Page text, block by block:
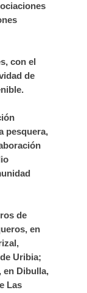
con el
de
pesquera,
de
en
Uribia;
en Dibulla,
Las